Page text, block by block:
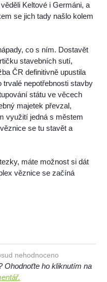
Keltové i Germáni, a
se jich tady našlo kolem
co s ním. Dostavět
stavebních sutí,
ČR definitivně upustila
trvalé nepotřebnosti stavby
státu ve věcech
majetek převzal,
využití jedná s městem
se tu stavět a
máte možnost si dát
věznice se začíná
nehodnoceno
Ohodnoťte ho kliknutím na